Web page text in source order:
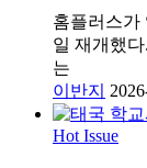
홈플러스가
일 재개했
는
이반지
Hot Issue